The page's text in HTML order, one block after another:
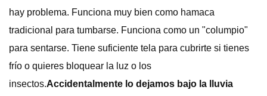
hay problema. Funciona muy bien como hamaca
tradicional para tumbarse. Funciona como un "columpio"
para sentarse. Tiene suficiente tela para cubrirte si tienes
frío o quieres bloquear la luz o los
insectos.Accidentalmente lo dejamos bajo la lluvia